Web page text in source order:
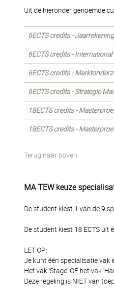
Uit de hieronder genoemde
6ECTS credits -
6ECTS credits -
6ECTS credits -
6ECTS credits - Strategic
18ECTS credits -
18ECTS credits -
Terug naar boven
MA TEW keuze
De student kiest 1 van de 9
De student kiest 18 ECTS uit
LET OP:
Je kunt één specialisatie vak
Het vak 'Stage' OF het vak
Deze regeling is NIET van